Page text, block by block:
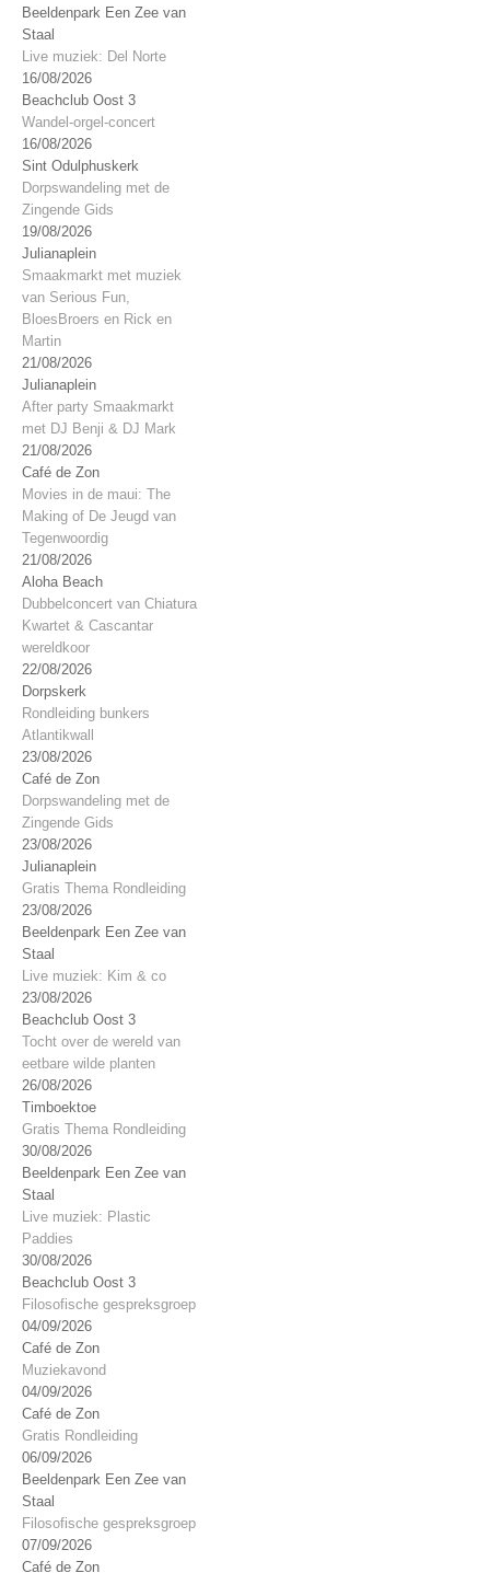
Beeldenpark Een Zee van
Staal
Live muziek: Del Norte
16/08/2026
Beachclub Oost 3
Wandel-orgel-concert
16/08/2026
Sint Odulphuskerk
Dorpswandeling met de
Zingende Gids
19/08/2026
Julianaplein
Smaakmarkt met muziek
van Serious Fun,
BloesBroers en Rick en
Martin
21/08/2026
Julianaplein
After party Smaakmarkt
met DJ Benji & DJ Mark
21/08/2026
Café de Zon
Movies in de maui: The
Making of De Jeugd van
Tegenwoordig
21/08/2026
Aloha Beach
Dubbelconcert van Chiatura
Kwartet & Cascantar
wereldkoor
22/08/2026
Dorpskerk
Rondleiding bunkers
Atlantikwall
23/08/2026
Café de Zon
Dorpswandeling met de
Zingende Gids
23/08/2026
Julianaplein
Gratis Thema Rondleiding
23/08/2026
Beeldenpark Een Zee van
Staal
Live muziek: Kim & co
23/08/2026
Beachclub Oost 3
Tocht over de wereld van
eetbare wilde planten
26/08/2026
Timboektoe
Gratis Thema Rondleiding
30/08/2026
Beeldenpark Een Zee van
Staal
Live muziek: Plastic
Paddies
30/08/2026
Beachclub Oost 3
Filosofische gespreksgroep
04/09/2026
Café de Zon
Muziekavond
04/09/2026
Café de Zon
Gratis Rondleiding
06/09/2026
Beeldenpark Een Zee van
Staal
Filosofische gespreksgroep
07/09/2026
Café de Zon